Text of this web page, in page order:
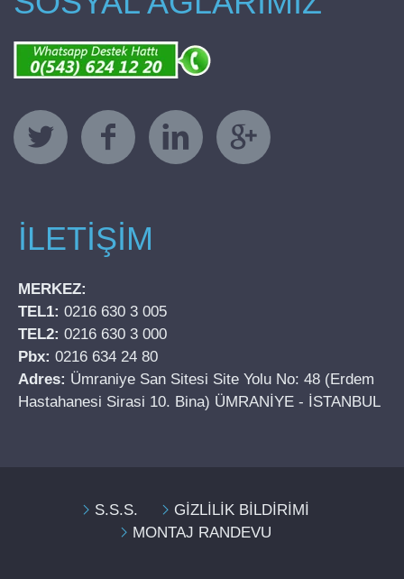
İLETİŞİM
MERKEZ:
TEL1: 0216 630 3 005
TEL2: 0216 630 3 000
Pbx: 0216 634 24 80
Adres: Ümraniye San Sitesi Site Yolu No: 48 (Erdem
Hastahanesi Sirasi 10. Bina) ÜMRANİYE - İSTANBUL
S.S.S.
GİZLİLİK BİLDİRİMİ
MONTAJ RANDEVU